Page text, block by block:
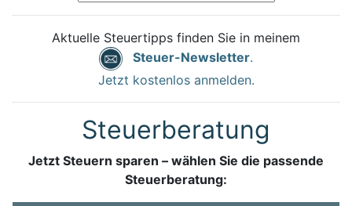
Aktuelle Steuertipps finden Sie in meinem
Steuer-Newsletter.
Jetzt kostenlos anmelden.
Steuerberatung
Jetzt Steuern sparen – wählen Sie die passende
Steuerberatung: